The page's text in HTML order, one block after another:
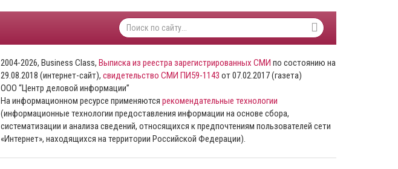
2004-2026, Business Class, Выписка из реестра зарегистрированных СМИ по состоянию на
29.08.2018 (интернет-сайт), свидетельство СМИ ПИ59-1143 от 07.02.2017 (газета)
ООО “Центр деловой информации”
На информационном ресурсе применяются рекомендательные технологии
(информационные технологии предоставления информации на основе сбора,
систематизации и анализа сведений, относящихся к предпочтениям пользователей сети
«Интернет», находящихся на территории Российской Федерации).